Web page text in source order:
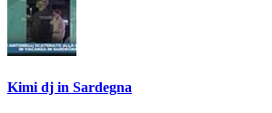
Kimi dj in Sardegna